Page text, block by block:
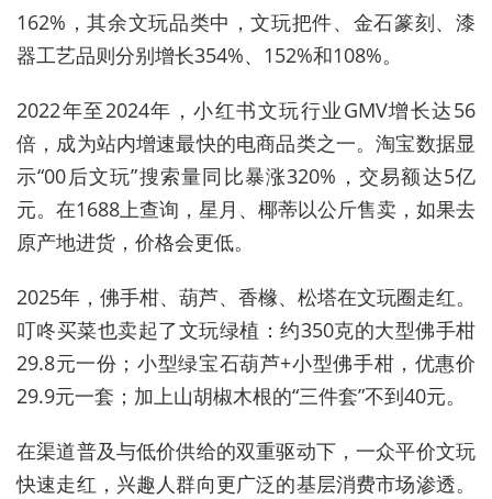
162%，其余文玩品类中，文玩把件、金石篆刻、漆
器工艺品则分别增长354%、152%和108%。
2022年至2024年，小红书文玩行业GMV增长达56
倍，成为站内增速最快的电商品类之一。淘宝数据显
示“00后文玩”搜索量同比暴涨320%，交易额达5亿
元。在1688上查询，星月、椰蒂以公斤售卖，如果去
原产地进货，价格会更低。
2025年，佛手柑、葫芦、香橼、松塔在文玩圈走红。
叮咚买菜也卖起了文玩绿植：约350克的大型佛手柑
29.8元一份；小型绿宝石葫芦+小型佛手柑，优惠价
29.9元一套；加上山胡椒木根的“三件套”不到40元。
在渠道普及与低价供给的双重驱动下，一众平价文玩
快速走红，兴趣人群向更广泛的基层消费市场渗透。